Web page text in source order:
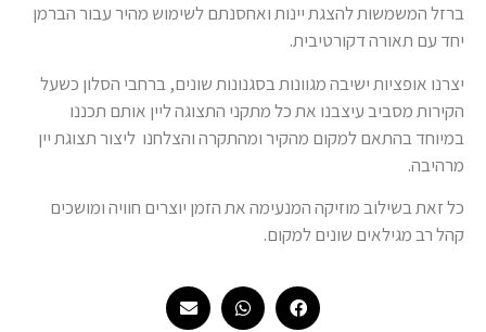
ברזל המשמשות להצגת יינות ואחסנתם לשימוש מהיר עבור הברמן
יחד עם תאורה דקורטיבית.
יצרנו אופציות ישיבה מגוונות בסגנונות שונים, ברחבי הסלון כשעל
הקירות מסביב עיצבנו את כל מתקני התצוגה ליין אותם תכננו
במיוחד בהתאם למקום מהקיר ומהתקרה והצלחנו ליצור תצוגת יין
מרהיבה.
כל זאת בשילוב מוזיקה המנעימה את הזמן יוצרים חוויה ומושכים
קהל רב מגילאים שונים למקום.